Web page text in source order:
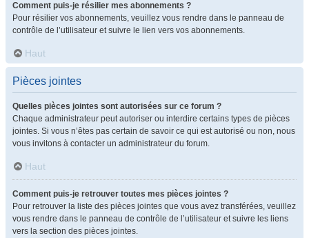
Comment puis-je résilier mes abonnements ?
Pour résilier vos abonnements, veuillez vous rendre dans le panneau de
contrôle de l’utilisateur et suivre le lien vers vos abonnements.
Haut
Pièces jointes
Quelles pièces jointes sont autorisées sur ce forum ?
Chaque administrateur peut autoriser ou interdire certains types de pièces
jointes. Si vous n’êtes pas certain de savoir ce qui est autorisé ou non, nous
vous invitons à contacter un administrateur du forum.
Haut
Comment puis-je retrouver toutes mes pièces jointes ?
Pour retrouver la liste des pièces jointes que vous avez transférées, veuillez
vous rendre dans le panneau de contrôle de l’utilisateur et suivre les liens
vers la section des pièces jointes.